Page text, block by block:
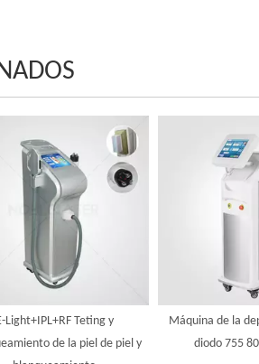
Light+IPL+RF Teting y
de la piel de piel y
Máquina de la
diodo 755